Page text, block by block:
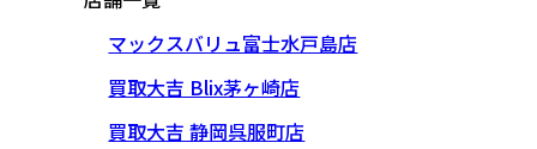
マックスバリュ富士水戸島店
買取大吉 Blix茅ヶ崎店
買取大吉 静岡呉服町店